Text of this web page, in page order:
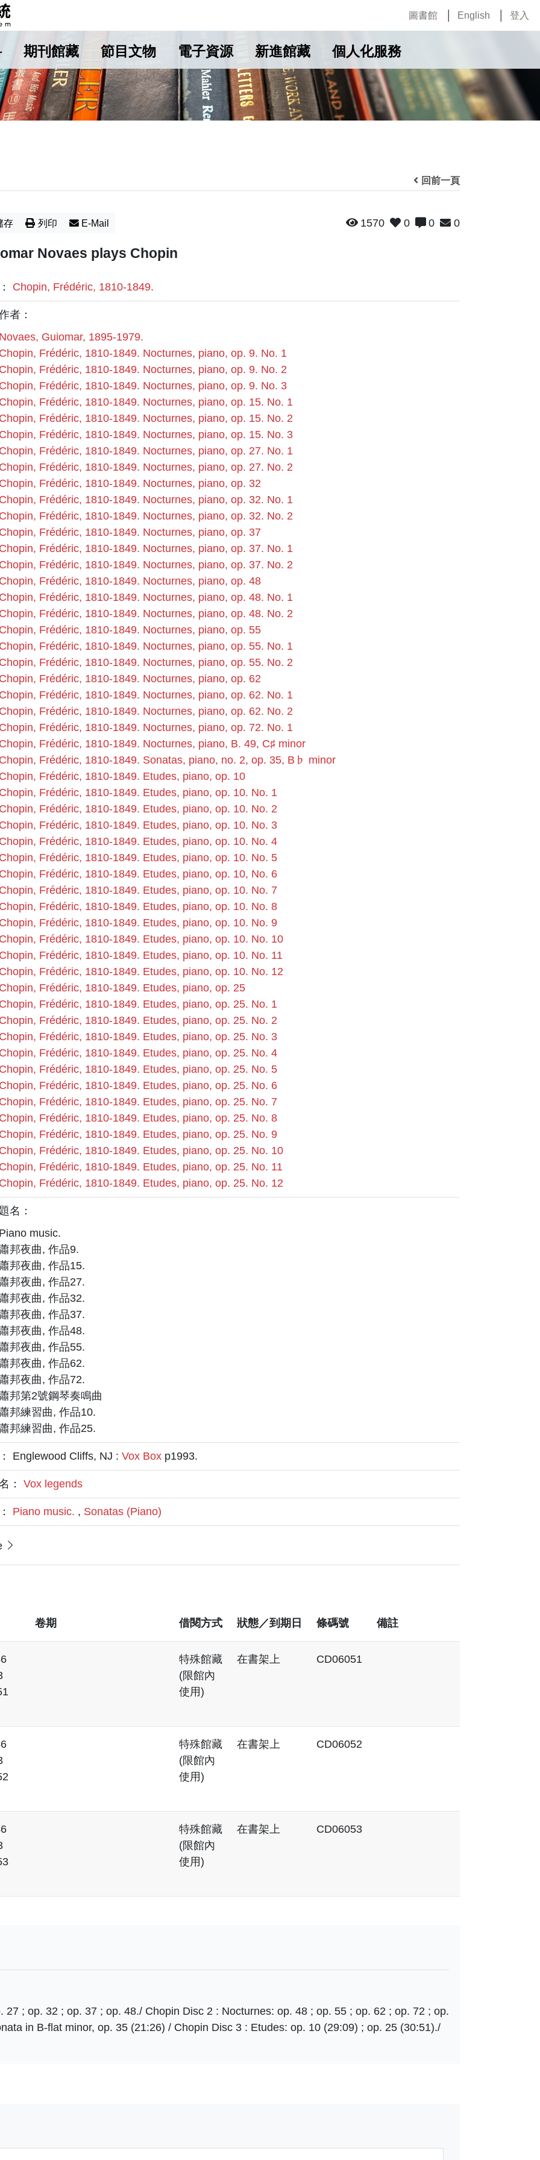
圖書館 English 登入
期刊館藏 節目文物 電子資源 新進館藏 個人化服務
回前一頁
存 列印 E-Mail 1570 0 0 0
Novaes plays Chopin
Chopin, Frédéric, 1810-1849.
者：
Guiomar, 1895-1979.
Frédéric, 1810-1849. Nocturnes, piano, op. 9. No. 1
Frédéric, 1810-1849. Nocturnes, piano, op. 9. No. 2
Frédéric, 1810-1849. Nocturnes, piano, op. 9. No. 3
Frédéric, 1810-1849. Nocturnes, piano, op. 15. No. 1
Frédéric, 1810-1849. Nocturnes, piano, op. 15. No. 2
Frédéric, 1810-1849. Nocturnes, piano, op. 15. No. 3
Frédéric, 1810-1849. Nocturnes, piano, op. 27. No. 1
Frédéric, 1810-1849. Nocturnes, piano, op. 27. No. 2
Frédéric, 1810-1849. Nocturnes, piano, op. 32
Frédéric, 1810-1849. Nocturnes, piano, op. 32. No. 1
Frédéric, 1810-1849. Nocturnes, piano, op. 32. No. 2
Frédéric, 1810-1849. Nocturnes, piano, op. 37
Frédéric, 1810-1849. Nocturnes, piano, op. 37. No. 1
Frédéric, 1810-1849. Nocturnes, piano, op. 37. No. 2
Frédéric, 1810-1849. Nocturnes, piano, op. 48
Frédéric, 1810-1849. Nocturnes, piano, op. 48. No. 1
Frédéric, 1810-1849. Nocturnes, piano, op. 48. No. 2
Frédéric, 1810-1849. Nocturnes, piano, op. 55
Frédéric, 1810-1849. Nocturnes, piano, op. 55. No. 1
Frédéric, 1810-1849. Nocturnes, piano, op. 55. No. 2
Frédéric, 1810-1849. Nocturnes, piano, op. 62
Frédéric, 1810-1849. Nocturnes, piano, op. 62. No. 1
Frédéric, 1810-1849. Nocturnes, piano, op. 62. No. 2
Frédéric, 1810-1849. Nocturnes, piano, op. 72. No. 1
Frédéric, 1810-1849. Nocturnes, piano, B. 49, C♯ minor
Frédéric, 1810-1849. Sonatas, piano, no. 2, op. 35, B♭ minor
Frédéric, 1810-1849. Etudes, piano, op. 10
Frédéric, 1810-1849. Etudes, piano, op. 10. No. 1
Frédéric, 1810-1849. Etudes, piano, op. 10. No. 2
Frédéric, 1810-1849. Etudes, piano, op. 10. No. 3
Frédéric, 1810-1849. Etudes, piano, op. 10. No. 4
Frédéric, 1810-1849. Etudes, piano, op. 10. No. 5
Frédéric, 1810-1849. Etudes, piano, op. 10, No. 6
Frédéric, 1810-1849. Etudes, piano, op. 10. No. 7
Frédéric, 1810-1849. Etudes, piano, op. 10. No. 8
Frédéric, 1810-1849. Etudes, piano, op. 10. No. 9
Frédéric, 1810-1849. Etudes, piano, op. 10. No. 10
Frédéric, 1810-1849. Etudes, piano, op. 10. No. 11
Frédéric, 1810-1849. Etudes, piano, op. 10. No. 12
Frédéric, 1810-1849. Etudes, piano, op. 25
Frédéric, 1810-1849. Etudes, piano, op. 25. No. 1
Frédéric, 1810-1849. Etudes, piano, op. 25. No. 2
Frédéric, 1810-1849. Etudes, piano, op. 25. No. 3
Frédéric, 1810-1849. Etudes, piano, op. 25. No. 4
Frédéric, 1810-1849. Etudes, piano, op. 25. No. 5
Frédéric, 1810-1849. Etudes, piano, op. 25. No. 6
Frédéric, 1810-1849. Etudes, piano, op. 25. No. 7
Frédéric, 1810-1849. Etudes, piano, op. 25. No. 8
Frédéric, 1810-1849. Etudes, piano, op. 25. No. 9
Frédéric, 1810-1849. Etudes, piano, op. 25. No. 10
Frédéric, 1810-1849. Etudes, piano, op. 25. No. 11
Frédéric, 1810-1849. Etudes, piano, op. 25. No. 12
名：
music.
邦夜曲, 作品9.
邦夜曲, 作品15.
邦夜曲, 作品27.
邦夜曲, 作品32.
邦夜曲, 作品37.
邦夜曲, 作品48.
邦夜曲, 作品55.
邦夜曲, 作品62.
邦夜曲, 作品72.
邦第2號鋼琴奏鳴曲
邦練習曲, 作品10.
邦練習曲, 作品25.
Englewood Cliffs, NJ : Vox Boxp1993.
： Vox legends
Piano music. , Sonatas (Piano)
卷期 借閱方式 狀態／到期日 條碼號 備註
特殊館藏
(限館內
使用)
在書架上 CD06051
特殊館藏
(限館內
使用)
在書架上 CD06052
特殊館藏
(限館內
使用)
在書架上 CD06053
; op. 32 ; op. 37 ; op. 48./ Chopin Disc 2 : Nocturnes: op. 48 ; op. 55 ; op. 62 ; op. 72 ; op.
in B-flat minor, op. 35 (21:26) / Chopin Disc 3 : Etudes: op. 10 (29:09) ; op. 25 (30:51)./